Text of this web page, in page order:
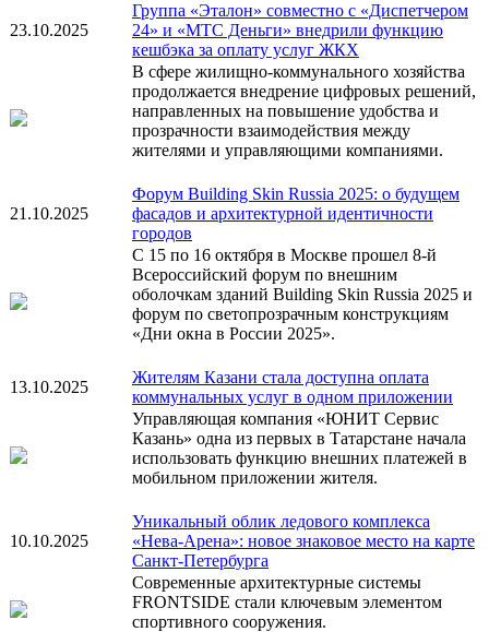
23.10.2025
Группа «Эталон» совместно с «Диспетчером
24» и «МТС Деньги» внедрили функцию
кешбэка за оплату услуг ЖКХ
В сфере жилищно-коммунального хозяйства
продолжается внедрение цифровых решений,
направленных на повышение удобства и
прозрачности взаимодействия между
жителями и управляющими компаниями.
21.10.2025
Форум Building Skin Russia 2025: о будущем
фасадов и архитектурной идентичности
городов
С 15 по 16 октября в Москве прошел 8-й
Всероссийский форум по внешним
оболочкам зданий Building Skin Russia 2025 и
форум по светопрозрачным конструкциям
«Дни окна в России 2025».
13.10.2025
Жителям Казани стала доступна оплата
коммунальных услуг в одном приложении
Управляющая компания «ЮНИТ Сервис
Казань» одна из первых в Татарстане начала
использовать функцию внешних платежей в
мобильном приложении жителя.
10.10.2025
Уникальный облик ледового комплекса
«Нева-Арена»: новое знаковое место на карте
Санкт-Петербурга
Современные архитектурные системы
FRONTSIDE стали ключевым элементом
спортивного сооружения.